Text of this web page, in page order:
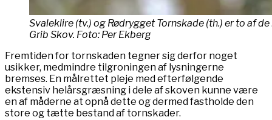
Svaleklire (tv.) og Rødrygget Tornskade (th.) er to af
Grib Skov. Foto: Per Ekberg
Fremtiden for tornskaden tegner sig derfor noget
usikker, medmindre tilgroningen af lysningerne
bremses. En målrettet pleje med efterfølgende
ekstensiv helårsgræsning i dele af skoven kunne være
en af måderne at opnå dette og dermed fastholde den
store og tætte bestand af tornskader.